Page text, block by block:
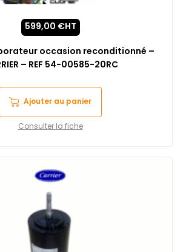
occasion reconditionné –
– REF 54-00585-20RC
599,00 €HT
Ajouter au panier
Consulter la fiche